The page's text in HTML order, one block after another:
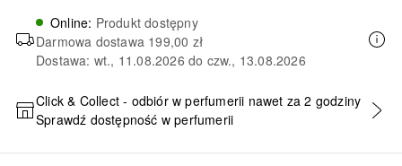
Online: Produkt dostępny
Darmowa dostawa 199,00 zł
Dostawa: wt., 11.08.2026 do czw., 13.08.2026
DODAJ DO KOSZYKA
Click & Collect - odbiór w perfumerii nawet za 2 godziny
Sprawdź dostępność w perfumerii